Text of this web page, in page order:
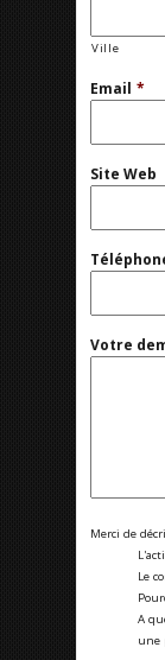
Ville
Email *
Site Web
Votre
Merci de
Le
A
une